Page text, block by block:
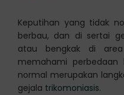
Keputihan yang tidak
berbau, dan di sertai
atau bengkak di
memahami
normal merupakan
gejala trikomoniasis.